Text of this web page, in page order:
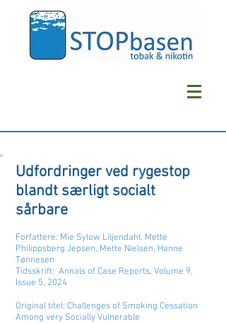
Udfordringer ved rygestop
blandt særligt socialt
sårbare
Forfattere: Mie Sylow Liljendahl, Mette
Philippsberg Jepsen, Mette Nielsen, Hanne
Tønnesen
Tidsskrift: Annals of Case Reports, Volume 9,
Issue 5, 2024
Original titel: Challenges of Smoking Cessation
Among very Socially Vulnerable